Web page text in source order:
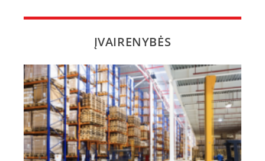
ĮVAIRENYBĖS